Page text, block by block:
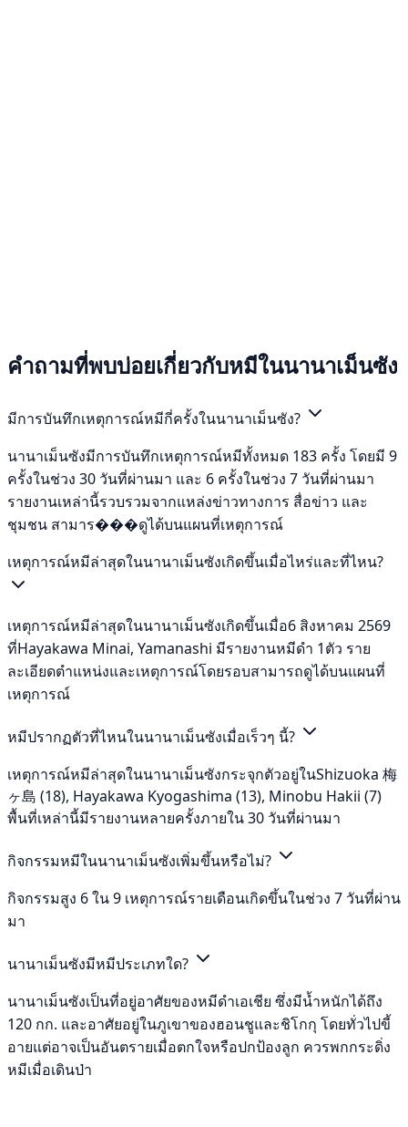
คำถามที่พบบ่อยเกี่ยวกับหมีในนานาเม็นซัง
มีการบันทึกเหตุการณ์หมีกี่ครั้งในนานาเม็นซัง?
นานาเม็นซังมีการบันทึกเหตุการณ์หมีทั้งหมด 183 ครั้ง โดยมี 9
ครั้งในช่วง 30 วันที่ผ่านมา และ 6 ครั้งในช่วง 7 วันที่ผ่านมา
รายงานเหล่านี้รวบรวมจากแหล่งข่าวทางการ สื่อข่าว และ
ชุมชน สามาร���ดูได้บนแผนที่เหตุการณ์
เหตุการณ์หมีล่าสุดในนานาเม็นซังเกิดขึ้นเมื่อไหร่และที่ไหน?
เหตุการณ์หมีล่าสุดในนานาเม็นซังเกิดขึ้นเมื่อ6 สิงหาคม 2569
ที่Hayakawa Minai, Yamanashi มีรายงานหมีดำ 1ตัว ราย
ละเอียดตำแหน่งและเหตุการณ์โดยรอบสามารถดูได้บนแผนที่
เหตุการณ์
หมีปรากฏตัวที่ไหนในนานาเม็นซังเมื่อเร็วๆ นี้?
เหตุการณ์หมีล่าสุดในนานาเม็นซังกระจุกตัวอยู่ในShizuoka 梅
ヶ島 (18), Hayakawa Kyogashima (13), Minobu Hakii (7)
พื้นที่เหล่านี้มีรายงานหลายครั้งภายใน 30 วันที่ผ่านมา
กิจกรรมหมีในนานาเม็นซังเพิ่มขึ้นหรือไม่?
กิจกรรมสูง 6 ใน 9 เหตุการณ์รายเดือนเกิดขึ้นในช่วง 7 วันที่ผ่าน
มา
นานาเม็นซังมีหมีประเภทใด?
นานาเม็นซังเป็นที่อยู่อาศัยของหมีดำเอเชีย ซึ่งมีน้ำหนักได้ถึง
120 กก. และอาศัยอยู่ในภูเขาของฮอนชูและชิโกกุ โดยทั่วไปขี้
อายแต่อาจเป็นอันตรายเมื่อตกใจหรือปกป้องลูก ควรพกกระดิ่ง
หมีเมื่อเดินป่า